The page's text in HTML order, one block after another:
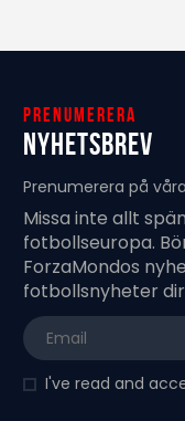
Prenumerera
Nyhetsbrev
Prenumerera på
Missa inte allt
fotbollseuropa.
ForzaMondos
fotbollsnyheter
I've read and